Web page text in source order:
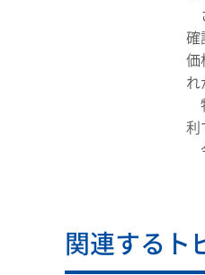
確
価
れ
利
関連するト